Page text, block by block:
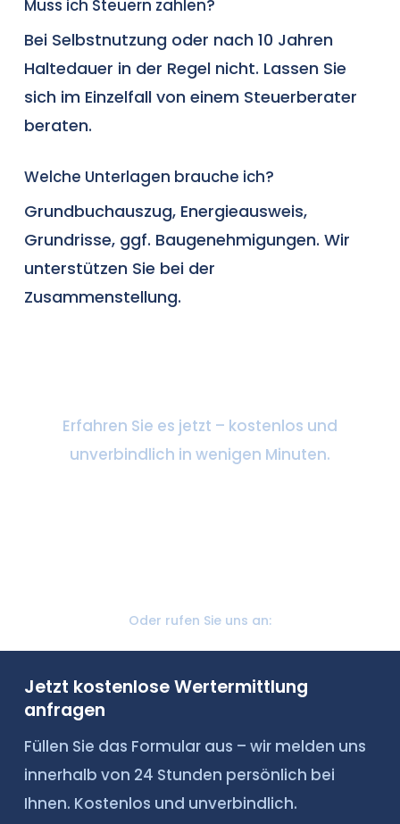
Muss ich Steuern zahlen?
Bei Selbstnutzung oder nach 10 Jahren
Haltedauer in der Regel nicht. Lassen Sie
sich im Einzelfall von einem Steuerberater
beraten.
Welche Unterlagen brauche ich?
Grundbuchauszug, Energieausweis,
Grundrisse, ggf. Baugenehmigungen. Wir
unterstützen Sie bei der
Zusammenstellung.
Erfahren Sie es jetzt – kostenlos und
unverbindlich in wenigen Minuten.
Oder rufen Sie uns an:
Jetzt kostenlose Wertermittlung
anfragen
Füllen Sie das Formular aus – wir melden uns
innerhalb von 24 Stunden persönlich bei
Ihnen. Kostenlos und unverbindlich.